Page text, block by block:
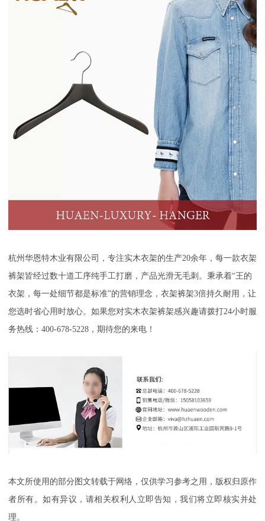
杭州华恩特木业有限公司，专注实木衣架的生产20余年，每一款衣架
裤架皆经过数十道工序纯手工打磨，产品光滑无毛刺。秉承着“王的
衣架，每一处细节都是标准”的营销理念，衣架裤架3倍持久耐用，让
您选时省心用时放心。如果您对实木衣架裤架感兴趣请拨打24小时服
务热线：400-678-5228，期待您的来电！
本文所使用的部分图文转载于网络，仅供学习参考之用，版权归原作
者所有。如有异议，请相关权利人立即告知，我们将立即核实并处
理。